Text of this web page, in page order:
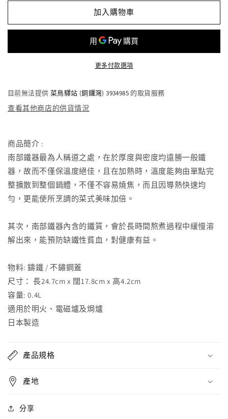
16cm
煎
盤
蓋)
312520
減
少
16cm
煎
盤
312520
增
加
加入購物車
更多付款選項
目前無法提供 菜鳥驛站 (銅鑼灣) 3934985 的取貨服務
查看其他商店的供貨情況
商品簡介 :
南部鐵器最為人稱道之處，在於厚度與密度均遠勝一般鐵
器，故而不僅保溫度絕佳，且在加熱時，溫度能夠由單點完
整擴散到整個鍋體，不僅不容易燒焦，而且因導熱快速均
勻，更能使所烹調的菜式美味加倍。
其次，南部鐵器內含的鐵質，會於長時間熬煮過程中緩慢溶
解出來，能預防缺鐵性貧血，對健康有益。
物料: 鑄鐵 / 不鏽鋼蓋
尺寸： 長24.7cm x 闊17.8cm x 高4.2cm
容量: 0.4L
適用於明火、電磁爐及焗爐
日本製造
產品規格
產地
分享